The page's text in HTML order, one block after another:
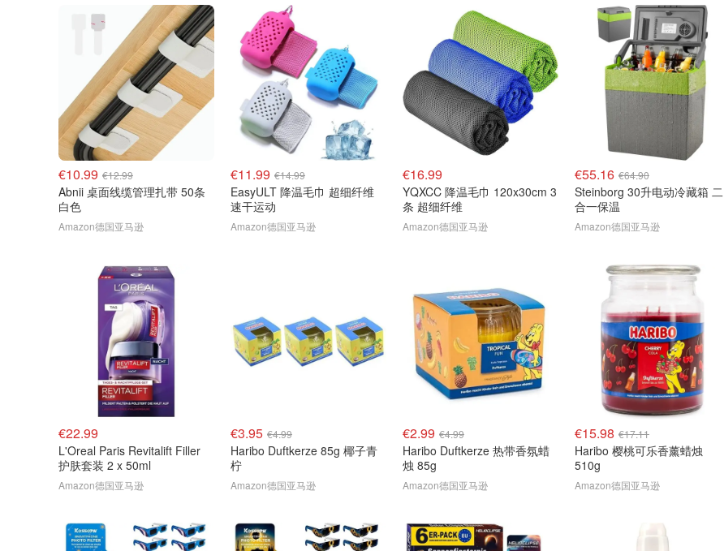
€10.99 €12.99
Abnii 桌面线缆管理扎带 50条
白色
Amazon德国亚马逊
€11.99 €14.99
EasyULT 降温毛巾 超细纤维
速干运动
Amazon德国亚马逊
€16.99
YQXCC 降温毛巾 120x30cm 3
条 超细纤维
Amazon德国亚马逊
€55.16 €64.90
Steinborg 30升电动冷藏箱 二
合一保温
Amazon德国亚马逊
€22.99
L'Oreal Paris Revitalift Filler
护肤套装 2 x 50ml
Amazon德国亚马逊
€3.95 €4.99
Haribo Duftkerze 85g 椰子青
柠
Amazon德国亚马逊
€2.99 €4.99
Haribo Duftkerze 热带香氛蜡
烛 85g
Amazon德国亚马逊
€15.98 €17.11
Haribo 樱桃可乐香薰蜡烛
510g
Amazon德国亚马逊